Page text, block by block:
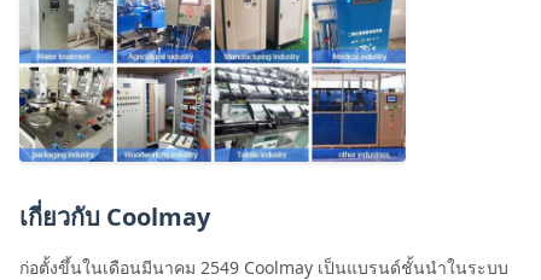
เกี่ยวกับ Coolmay
ก่อตั้งขึ้นในเดือนมีนาคม 2549 Coolmay เป็นแบรนด์ชั้นนำในระบบ